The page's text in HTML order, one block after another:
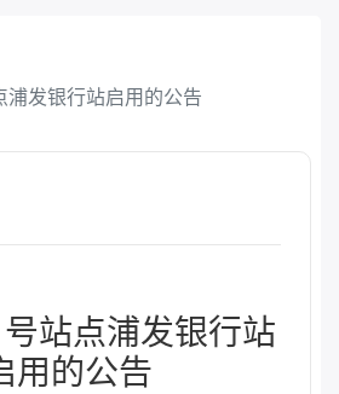
浦发银行站启用的公告
号站点浦发银行站
用的公告